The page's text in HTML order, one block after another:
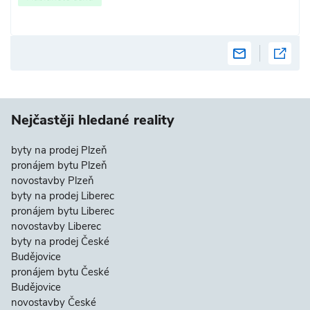
Nejčastěji hledané reality
byty na prodej Plzeň
pronájem bytu Plzeň
novostavby Plzeň
byty na prodej Liberec
pronájem bytu Liberec
novostavby Liberec
byty na prodej České
Budějovice
pronájem bytu České
Budějovice
novostavby České